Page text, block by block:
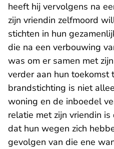
heeft hij vervolgens na
zijn vriendin zelfmoord
stichten in hun
die na een verbouwing
was om er samen met
verder aan hun toekomst
brandstichting is niet
woning en de inboedel
relatie met zijn vriendin
dat hun wegen zich
gevolgen van die ene